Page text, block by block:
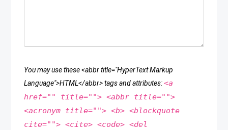
You may use these <abbr title="HyperText Markup
Language">HTML</abbr> tags and attributes:<a
href="" title=""> <abbr title="">
<acronym title=""> <b> <blockquote
cite=""> <cite> <code> <del